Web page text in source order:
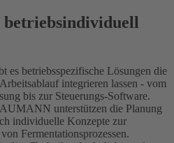
es betriebsspezifische Lösungen die
integrieren lassen - vom
bis zur Steuerungs-Software.
unterstützen die Planung
individuelle Konzepte zur
Fermentationsprozessen.